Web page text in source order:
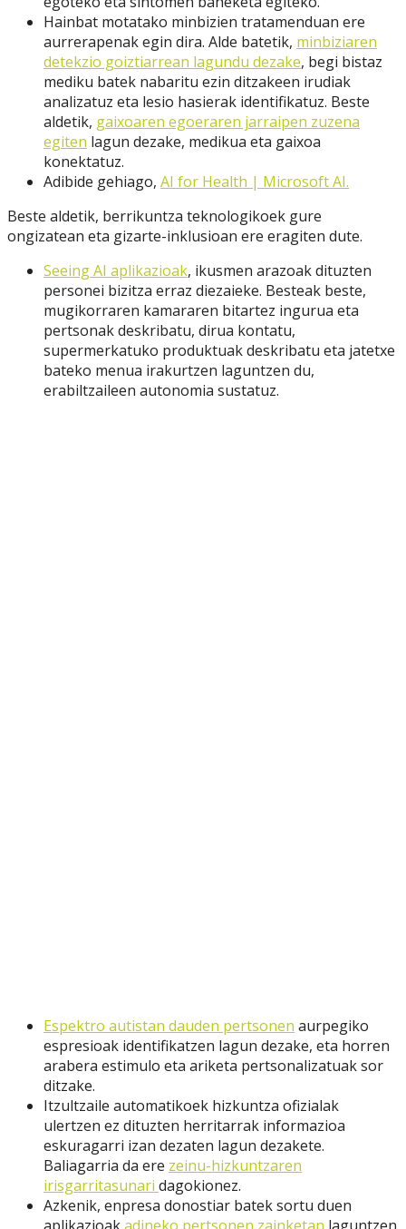
Hainbat motatako minbizien tratamenduan ere
aurrerapenak egin dira. Alde batetik, minbiziaren
detekzio goiztiarrean lagundu dezake, begi bistaz
mediku batek nabaritu ezin ditzakeen irudiak
analizatuz eta lesio hasierak identifikatuz. Beste
aldetik, gaixoaren egoeraren jarraipen zuzena
egiten lagun dezake, medikua eta gaixoa
konektatuz.
Adibide gehiago, AI for Health | Microsoft AI.
Beste aldetik, berrikuntza teknologikoek gure
ongizatean eta gizarte-inklusioan ere eragiten dute.
Seeing AI aplikazioak, ikusmen arazoak dituzten
personei bizitza erraz diezaieke. Besteak beste,
mugikorraren kamararen bitartez ingurua eta
pertsonak deskribatu, dirua kontatu,
supermerkatuko produktuak deskribatu eta jatetxe
bateko menua irakurtzen laguntzen du,
erabiltzaileen autonomia sustatuz.
Espektro autistan dauden pertsonen aurpegiko
espresioak identifikatzen lagun dezake, eta horren
arabera estimulo eta ariketa pertsonalizatuak sor
ditzake.
Itzultzaile automatikoek hizkuntza ofizialak
ulertzen ez dituzten herritarrak informazioa
eskuragarri izan dezaten lagun dezakete.
Baliagarria da ere zeinu-hizkuntzaren
irisgarritasunari dagokionez.
Azkenik, enpresa donostiar batek sortu duen